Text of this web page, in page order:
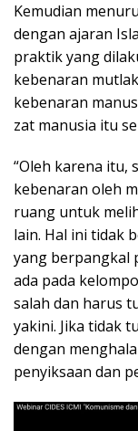
Kemudian
dengan ajaran
praktik yang
kebenaran
kebenaran
zat manusia itu
“Oleh karena itu,
kebenaran oleh
ruang untuk
lain. Hal ini tidak
yang berpangkal
ada pada
salah dan harus
yakini. Jika tidak
dengan
penyiksaan dan